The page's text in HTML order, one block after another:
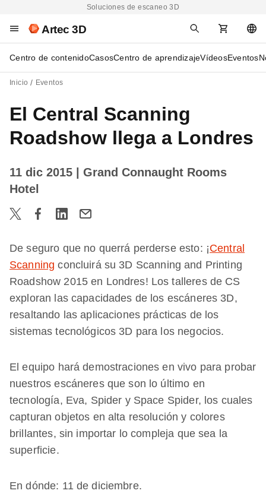
Soluciones de escaneo 3D
Artec 3D
Centro de contenidoCasosCentro de aprendizajeVídeosEventos
Inicio Eventos
El Central Scanning
Roadshow llega a Londres
11 dic 2015
| Grand Connaught Rooms
Hotel
De seguro que no querrá perderse esto: ¡Central
Scanning concluirá su 3D Scanning and Printing
Roadshow 2015 en Londres! Los talleres de CS
exploran las capacidades de los escáneres 3D,
resaltando las aplicaciones prácticas de los
sistemas tecnológicos 3D para los negocios.
El equipo hará demostraciones en vivo para probar
nuestros escáneres que son lo último en
tecnología, Eva, Spider y Space Spider, los cuales
capturan objetos en alta resolución y colores
brillantes, sin importar lo compleja que sea la
superficie.
En dónde: 11 de diciembre.